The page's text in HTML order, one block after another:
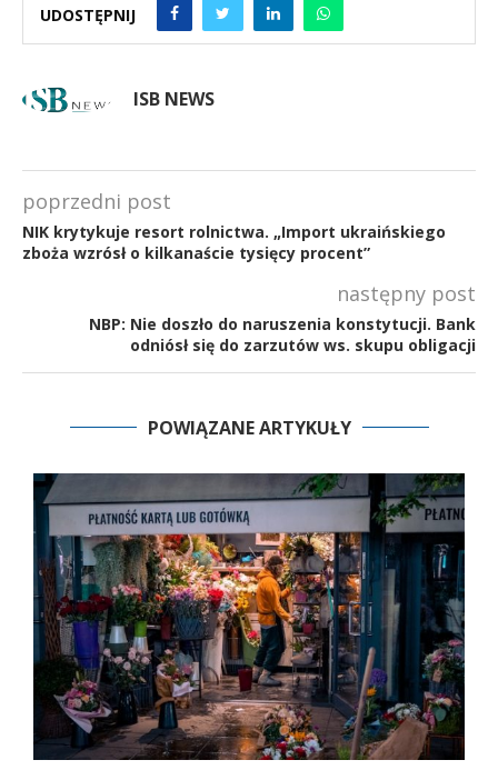
UDOSTĘPNIJ
ISB NEWS
poprzedni post
NIK krytykuje resort rolnictwa. „Import ukraińskiego
zboża wzrósł o kilkanaście tysięcy procent”
następny post
NBP: Nie doszło do naruszenia konstytucji. Bank
odniósł się do zarzutów ws. skupu obligacji
POWIĄZANE ARTYKUŁY